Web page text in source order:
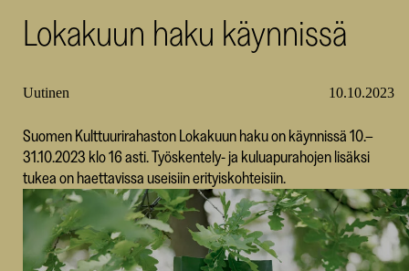
SKR
Lokakuun haku käynnissä
Uutinen 10.10.2023
Suomen Kulttuurirahaston Lokakuun haku on käynnissä 10.–
31.10.2023 klo 16 asti. Työskentely- ja kuluapurahojen lisäksi
tukea on haettavissa useisiin erityiskohteisiin.